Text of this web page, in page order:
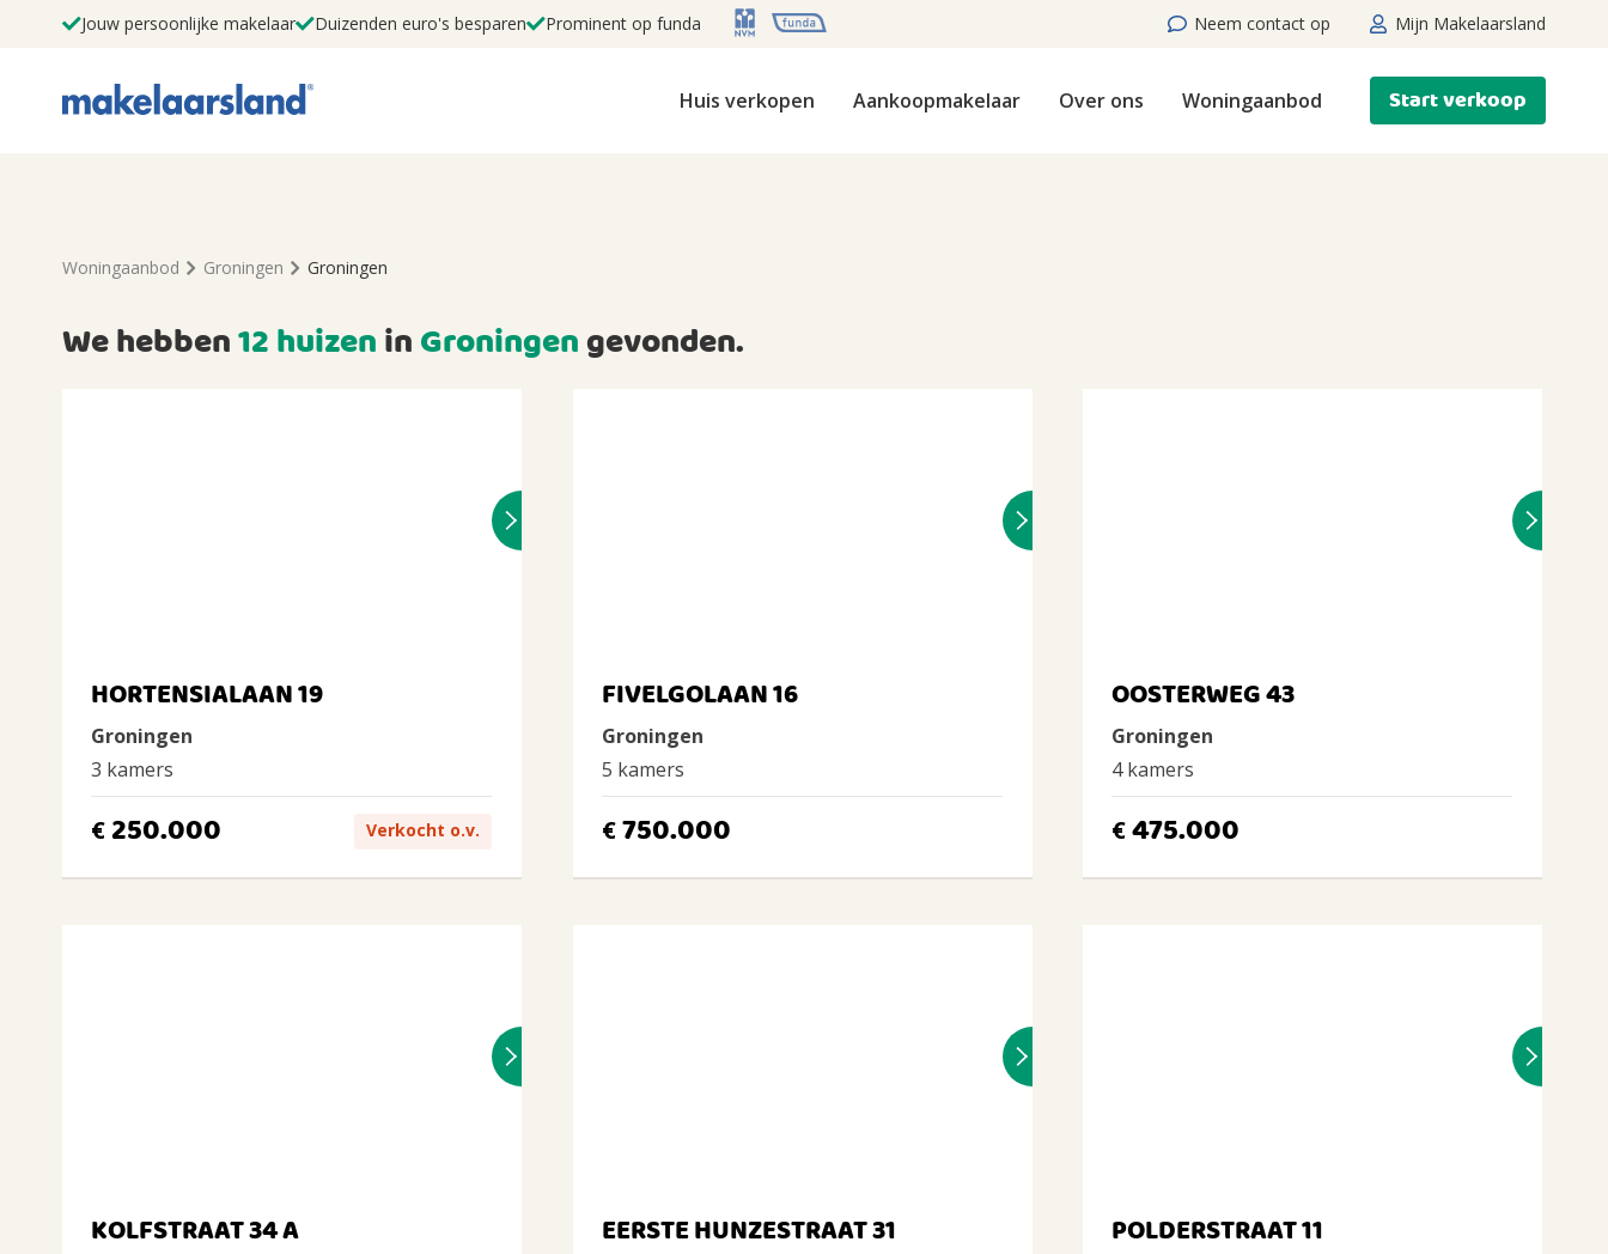
Jouw persoonlijke makelaar Duizenden euro's besparen Prominent op funda Neem contact op Mijn Makelaarsland
Huis verkopen Aankoopmakelaar Over ons Woningaanbod Start verkoop
Woningaanbod Groningen Groningen
We hebben12 huizeninGroningengevonden.
HORTENSIALAAN 19
Groningen
3 kamers
€250.000 Verkocht o.v.
FIVELGOLAAN 16
Groningen
5 kamers
€750.000
OOSTERWEG 43
Groningen
4 kamers
€475.000
KOLFSTRAAT 34 A EERSTE HUNZESTRAAT 31 POLDERSTRAAT 11